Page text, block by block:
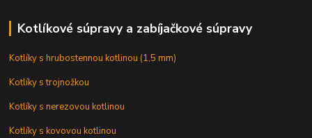
Kotlíkové súpravy a zabíjačkové súpravy
Kotlíky s hrubostennou kotlinou (1,5 mm)
Kotlíky s trojnožkou
Kotlíky s nerezovou kotlinou
Kotlíky s kovovou kotlinou